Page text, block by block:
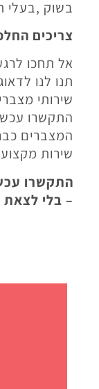
בשוק ,בעלי
צריכים
אל תחכו
תנו לנו
שירותי
התקשרו
המצברים
שירות
התקשרו
– בלי לצאת